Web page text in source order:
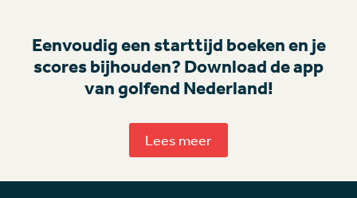
Eenvoudig een starttijd boeken en je
scores bijhouden? Download de app
van golfend Nederland!
Lees meer